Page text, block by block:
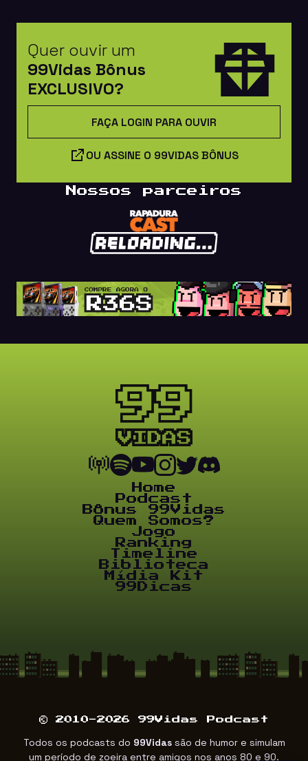
Quer ouvir um
99Vidas Bônus
EXCLUSIVO?
FAÇA LOGIN PARA OUVIR
OU ASSINE O 99VIDAS BÔNUS
Nossos parceiros
Home
Podcast
Bônus 99Vidas
Quem Somos?
Jogo
Ranking
Timeline
Biblioteca
Mídia Kit
99Dicas
© 2010-2026 99Vidas Podcast
Todos os podcasts do 99Vidassão de humor e simulam
um período de zoeira entre amigos nos anos 80 e 90.